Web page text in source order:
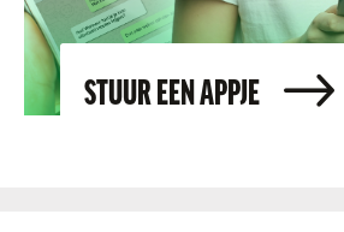
STUUR EEN APPJE